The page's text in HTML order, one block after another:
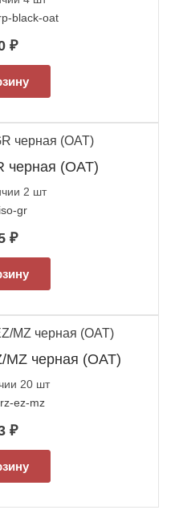
black-oat
₽
черная (OAT)
2 шт
gr
₽
MZ черная (OAT)
20 шт
ez-mz
₽